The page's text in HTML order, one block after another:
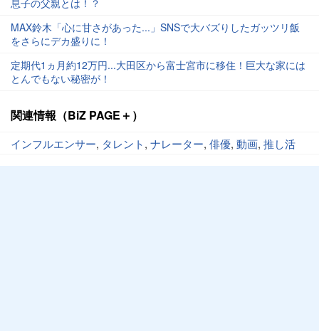
MAX鈴木「心に甘さがあった...」SNSで大バズりしたガッツリ飯
をさらにデカ盛りに！
定期代1ヵ月約12万円...大田区から富士宮市に移住！巨大な家には
とんでもない秘密が！
関連情報（BiZ PAGE＋）
インフルエンサー, タレント, ナレーター, 俳優, 動画, 推し活